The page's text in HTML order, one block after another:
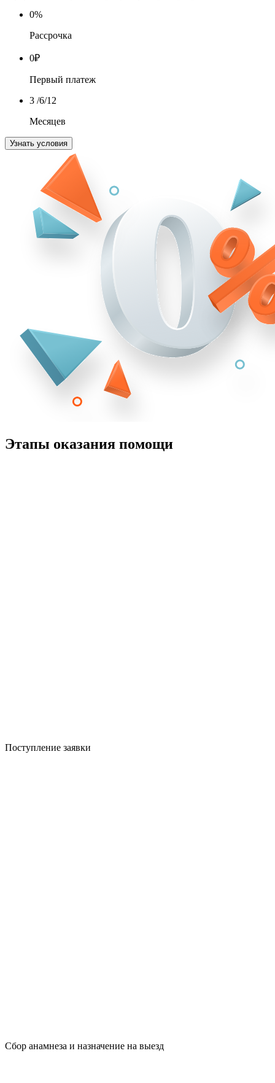
0%
Рассрочка
0₽
Первый платеж
3 /6/12
Месяцев
Узнать условия
Этапы оказания помощи
Поступление заявки
Сбор анамнеза и назначение на выезд